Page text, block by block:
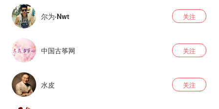
尔为·Nwt 关注
中国古筝网 关注
水皮 关注